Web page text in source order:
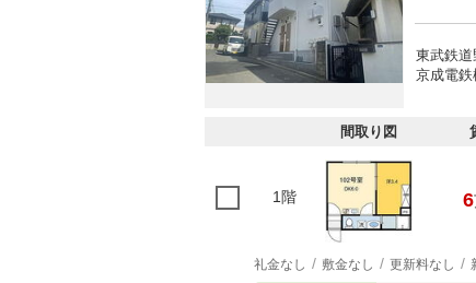
東武鉄
京成電
間取り図
1階 6
礼金なし 敷金なし 更新料なし